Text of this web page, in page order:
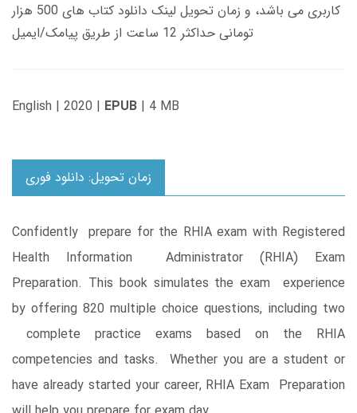
کاربری می باشد، و زمان تحویل لینک دانلود کتاب های 500 هزار
تومانی حداکثر 12 ساعت از طریق پیامک/ایمیل
English | 2020 | EPUB | 4 MB
زمان تحویل: دانلود فوری
Confidently prepare for the RHIA exam with Registered
Health Information Administrator (RHIA) Exam
Preparation. This book simulates the exam experience
by offering 820 multiple choice questions, including two
complete practice exams based on the RHIA
competencies and tasks. Whether you are a student or
have already started your career, RHIA Exam Preparation